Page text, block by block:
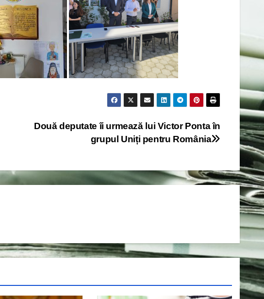
Două deputate îi urmează lui Victor Ponta în
grupul Uniți pentru România